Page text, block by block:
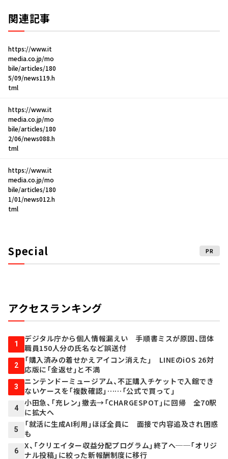
関連記事
https://www.it
media.co.jp/mo
bile/articles/180
5/09/news119.h
tml
https://www.it
media.co.jp/mo
bile/articles/180
2/06/news088.h
tml
https://www.it
media.co.jp/mo
bile/articles/180
1/01/news012.h
tml
Special PR
アクセスランキング
1
デジタル庁から個人情報漏えい 手順書ミスが原因、団体
職員150人分の氏名など誤送付
2
「購入済みの着せかえアイコン消えた」 LINEのiOS 26対
応版に「金返せ」と不満
3
ニンテンドーミュージアム、不正購入チケットで入館でき
ないケースを「複数確認」……「公式で買って」
4
小田急、「充レン」撤去→「CHARGESPOT」に回帰 全70駅
に拡大へ
5
「就活に生成AI利用」ほぼ全員に 面接で内容追及され困惑
も
6
X、「クリエイター収益分配プログラム」終了へ──「オリジ
ナル投稿」に絞った新報酬制度に移行